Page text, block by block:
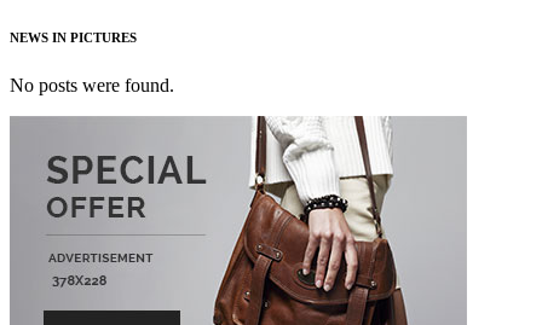
NEWS IN PICTURES
No posts were found.